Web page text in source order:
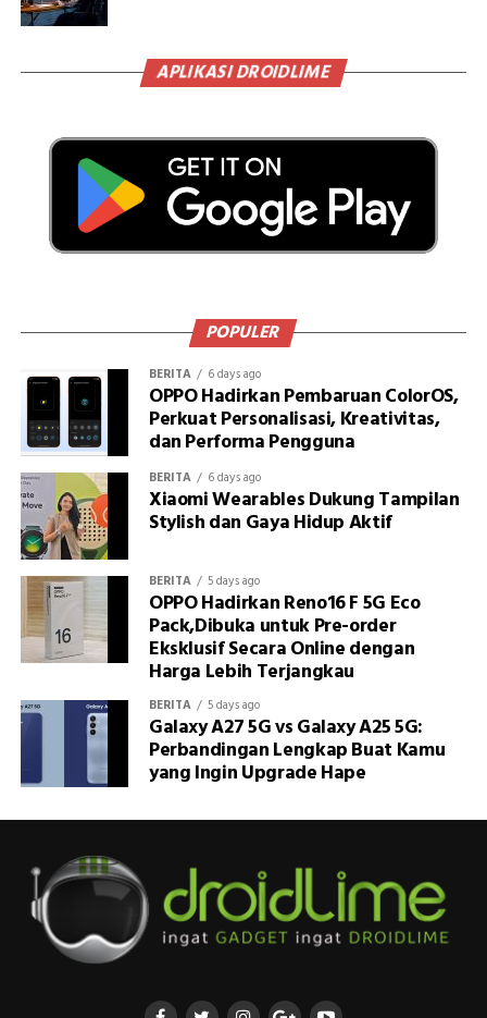
APLIKASI DROIDLIME
POPULER
BERITA 6 days ago
OPPO Hadirkan Pembaruan ColorOS,
Perkuat Personalisasi, Kreativitas,
dan Performa Pengguna
BERITA 6 days ago
Xiaomi Wearables Dukung Tampilan
Stylish dan Gaya Hidup Aktif
BERITA 5 days ago
OPPO Hadirkan Reno16 F 5G Eco
Pack,Dibuka untuk Pre-order
Eksklusif Secara Online dengan
Harga Lebih Terjangkau
BERITA 5 days ago
Galaxy A27 5G vs Galaxy A25 5G:
Perbandingan Lengkap Buat Kamu
yang Ingin Upgrade Hape